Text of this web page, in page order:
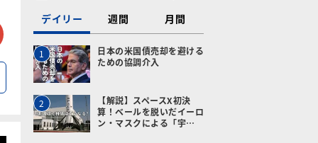
メールで送る
デイリー 週間 月間
1
日本の米国債売却を避ける
ための協調介入
2
【解説】スペースX初決
算！ベールを脱いだイーロ
ン・マスクによる「宇…